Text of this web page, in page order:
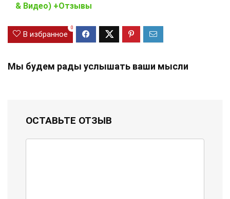
& Видео) +Отзывы
В избранное
0
Мы будем рады услышать ваши мысли
ОСТАВЬТЕ ОТЗЫВ